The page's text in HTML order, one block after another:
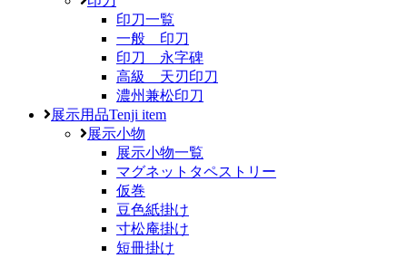
印刀一覧
一般 印刀
印刀 永字碑
高級 天刃印刀
濃州兼松印刀
展示用品Tenji item
展示小物
展示小物一覧
マグネットタペストリー
仮巻
豆色紙掛け
寸松庵掛け
短冊掛け